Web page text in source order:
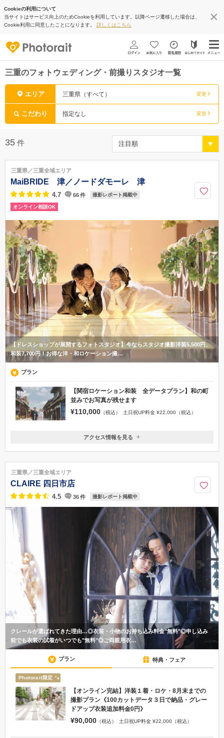
Cookieの利用について
当サイトはサービス向上のためCookieを利用しています。以降ページ遷移した場合は、
Cookie利用に同意したことになります。 詳しくはこちら
三重のフォトウェディング・前撮りスタジオ一覧
エリア 三重県（すべて） 変更
こだわり 指定なし 変更
35 件
三重県／三重全域エリア
MaiBRIDE 津／ノードダモーレ 津
4.7 66件 撮影レポート掲載中
オンライン相談OK
【ドレスショップが展開するフォトスタジオ】今ならスタジオ撮影洋装5,500円、
和装7,700円！お得な洋・和ロケーション撮…
プラン
【関宿ロケーション和装 全データプラン】和の町
並みでお写真が残せます
¥110,000 （税込） 土日祝UP料金 ¥22,000（税込）
三重県津市雲出本郷町1732
お越しの場合】伊勢自動車道 久居ICより車で10分
アクセス情報を見る
三重県／三重全域エリア
CLAIRE 四日市店
4.5 36件 撮影レポート掲載中
クレールが選ばれてきた理由…◎衣装・小物のお持ち込み料金"無料"◎申し込み
前でも衣装の試着がいつでも"無料"◎ご両親用衣…
プラン 特典・フェア
Photorait限定
【オンライン完結】洋装１着・ロケ・8月末までの
撮影プラン《100カットデータ３日で納品・グレー
ドアップ衣装追加料金0円》
¥90,000 （税込） 土日祝UP料金 ¥22,000（税込）